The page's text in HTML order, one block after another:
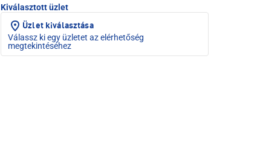
Kiválasztott üzlet
Üzlet kiválasztása
Válassz ki egy üzletet az elérhetőség
megtekintéséhez